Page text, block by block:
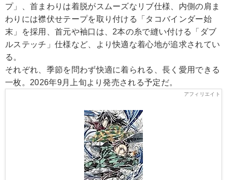
プ」、首まわりは着脱がスムーズなリブ仕様、内側の肩ま
わりには襟伏せテープを取り付ける「タコバインダー始
末」を採用、首元や袖口は、2本の糸で縫い付ける「ダブ
ルステッチ」仕様など、より快適な着心地が追求されてい
る。
それぞれ、季節を問わず快適に着られる、長く愛用できる
一枚。2026年9月上旬より発売される予定だ。